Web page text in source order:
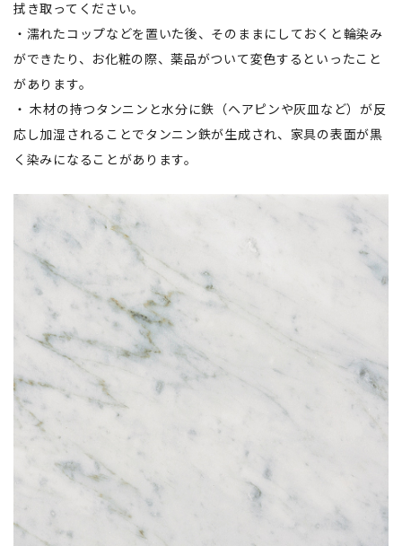
拭き取ってください。
・濡れたコップなどを置いた後、そのままにしておくと輪染み
ができたり、お化粧の際、薬品がついて変色するといったこと
があります。
・ 木材の持つタンニンと水分に鉄（ヘアピンや灰皿など）が反
応し加湿されることでタンニン鉄が生成され、家具の表面が黒
く染みになることがあります。